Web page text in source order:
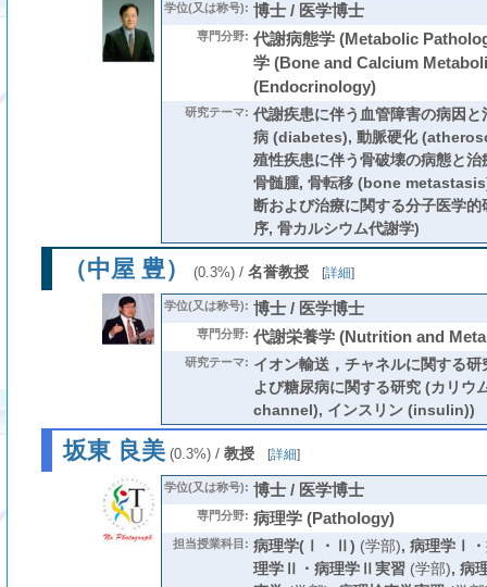
学位(又は称号): 博士 / 医学博士
専門分野: 代謝病態学 (Metabolic
学 (Bone and Calcium
(Endocrinology)
研究テーマ: 代謝疾患に伴う血管障害の病因
病 (diabetes), 動脈硬化
殖性疾患に伴う骨破壊の病態と
骨髄腫, 骨転移 (bone
断および治療に関する分子医学
序, 骨カルシウム代謝学)
（中屋 豊） (0.3%)/ 名誉教授 [詳細]
学位(又は称号): 博士 / 医学博士
専門分野: 代謝栄養学 (Nutrition and
研究テーマ: イオン輸送，チャネルに関する
よび糖尿病に関する研究 (カリ
channel), インスリン (insulin))
坂東 良美(0.3%)/ 教授 [詳細]
学位(又は称号): 博士 / 医学博士
専門分野: 病理学 (Pathology)
担当授業科目: 病理学(Ⅰ・Ⅱ) (学部), 病理学Ⅰ
理学Ⅱ・病理学Ⅱ実習(学部), 病